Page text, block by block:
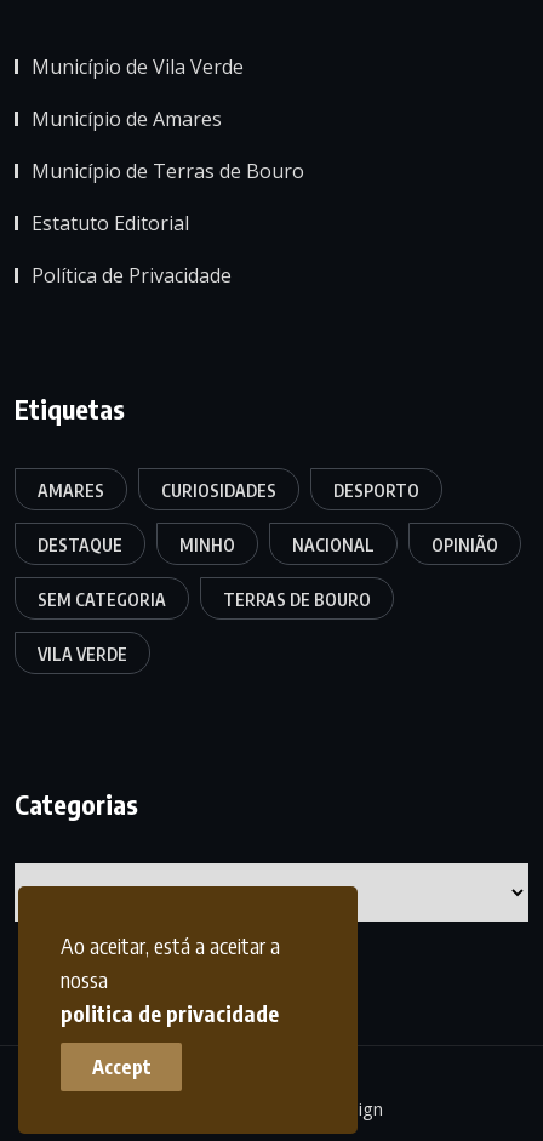
Ao aceitar, está a aceitar a
nossa
politica de privacidade
Accept
Município de Vila Verde
Município de Amares
Município de Terras de Bouro
Estatuto Editorial
Política de Privacidade
Etiquetas
AMARES CURIOSIDADES DESPORTO
DESTAQUE MINHO NACIONAL OPINIÃO
SEM CATEGORIA TERRAS DE BOURO
VILA VERDE
Categorias
frdesign